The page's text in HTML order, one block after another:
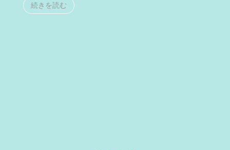
続きを読む